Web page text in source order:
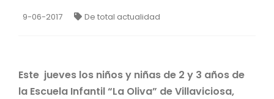
9-06-2017 De total actualidad
Este jueves los niños y niñas de 2 y 3 años de
la Escuela Infantil “La Oliva” de Villaviciosa,